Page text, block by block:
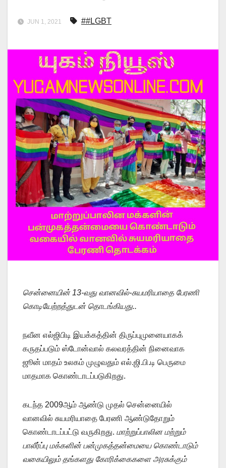
JUN 1, 2021 ##LGBT
சென்னையின் 13-வது வானவில்-சுயமரியாதை பேரணி
கொடியேற்றத்துடன் தொடங்கியது..
நவீன எல்ஜிபிடி இயக்கத்தின் திருப்புமுனையாகக்
கருதப்படும் ஸ்டோன்வால் கலவரத்தின் நினைவாக
ஜூன் மாதம் உலகம் முழுவதும் எல்.ஜி.பி.டி பெருமை
மாதமாக கொண்டாடப்படுகிறது.
கடந்த 2009ஆம் ஆண்டு முதல் சென்னையில்
வானவில் சுயமரியாதை பேரணி ஆண்டுதோறும்
கொண்டாடப்பட்டு வருகிறது. மாற்றுப்பாலின மற்றும்
பாலீர்ப்பு மக்களின் பன்முகத்தன்மையை கொண்டாடும்
வகையிலும் தங்களது கோரிக்கைகளை அரசுக்கும்